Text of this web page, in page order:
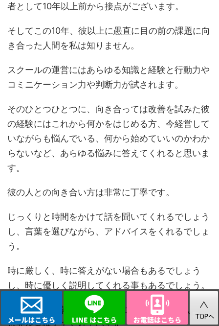
者として10年以上前から接点がございます。
そしてこの10年、彼以上に愚直に目の前の課題に向
き合った人間を私は知りません。
スクールの運営にはあらゆる知識と経験と行動力や
コミニケーション力や判断力が試されます。
そのひとつひとつに、向き合っては改善を試みた彼
の経験にはこれから何かをはじめる方、今経営して
いながらも悩んでいる、何から始めていいのかわか
らないなど、あらゆる悩みに答えてくれると思いま
す。
彼の人との向き合い方は非常に丁寧です。
じっくりと時間をかけて話を聞いてくれるでしょう
し、言葉を選びながら、アドバイスをくれるでしょ
う。
時に厳しく、時に答えがない場合もあるでしょう
し、時に優しく説明してくれる事もあるでしょう。
そのすべての答えは一人一人に合わせて皆さんの一